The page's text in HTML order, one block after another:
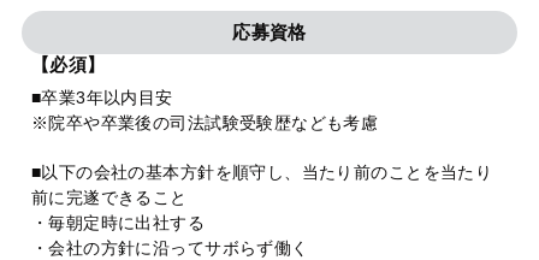
応募資格
【必須】
■卒業3年以内目安
※院卒や卒業後の司法試験受験歴なども考慮
■以下の会社の基本方針を順守し、当たり前のことを当たり
前に完遂できること
・毎朝定時に出社する
・会社の方針に沿ってサボらず働く